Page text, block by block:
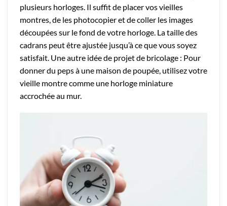
plusieurs horloges. Il suffit de placer vos vieilles
montres, de les photocopier et de coller les images
découpées sur le fond de votre horloge. La taille des
cadrans peut être ajustée jusqu’à ce que vous soyez
satisfait. Une autre idée de projet de bricolage : Pour
donner du peps à une maison de poupée, utilisez votre
vieille montre comme une horloge miniature
accrochée au mur.